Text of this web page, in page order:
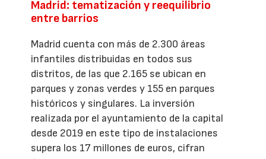
Madrid: tematización y reequilibrio
entre barrios
Madrid cuenta con más de 2.300 áreas
infantiles distribuidas en todos sus
distritos, de las que 2.165 se ubican en
parques y zonas verdes y 155 en parques
históricos y singulares. La inversión
realizada por el ayuntamiento de la capital
desde 2019 en este tipo de instalaciones
supera los 17 millones de euros, cifran